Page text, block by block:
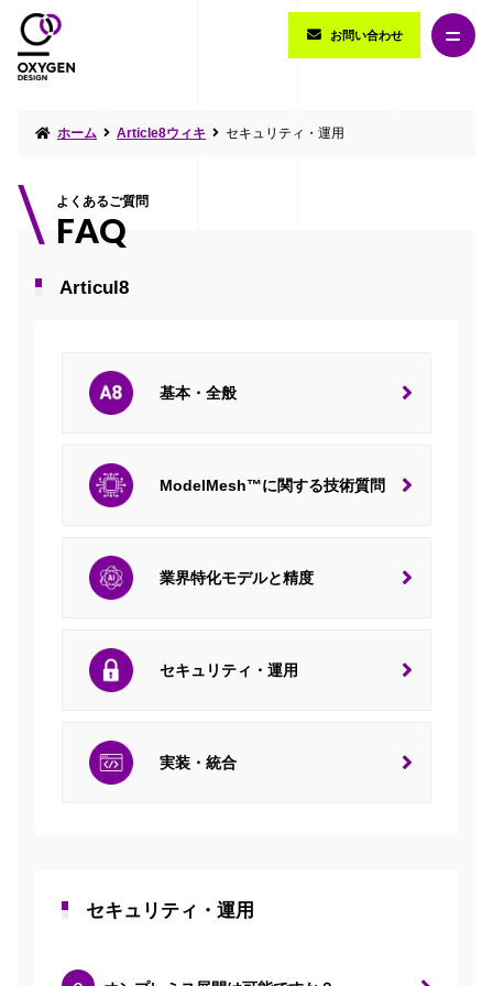
お問い合わせ
ホーム Article8ウィキ セキュリティ・運用
よくあるご質問
FAQ
Articul8
基本・全般
ModelMesh™に関する技術質問
業界特化モデルと精度
セキュリティ・運用
実装・統合
セキュリティ・運用